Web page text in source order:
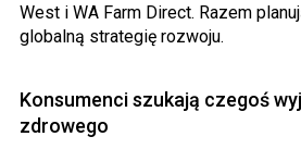
West i WA Farm Direct. Razem
globalną strategię rozwoju.
Konsumenci szukają czegoś
zdrowego